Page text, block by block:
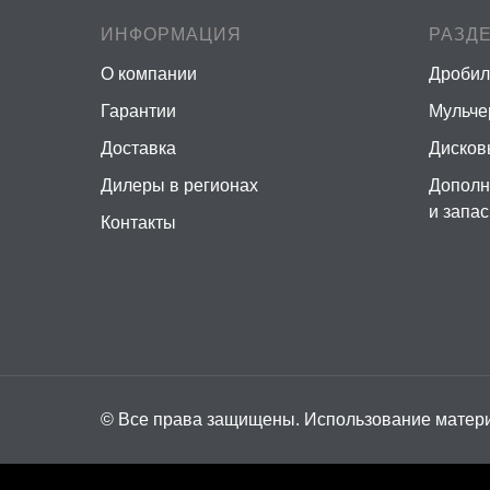
ИНФОРМАЦИЯ
О компании
Гарантии
Доставка
Дилеры в регионах
Контакты
и
© Все права защищены. Использование